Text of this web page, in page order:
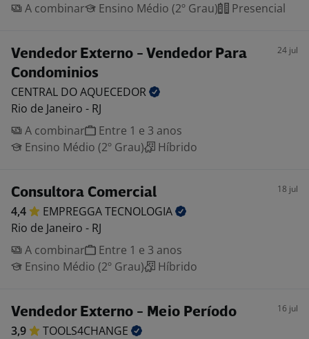
A combinar
Ensino Médio (2º Grau) Presencial
Vendedor Externo - Vendedor Para
Condominios
24 jul
CENTRAL DOAQUECEDOR
Rio de Janeiro - RJ
A combinar
Entre 1 e 3 anos
Ensino Médio (2º Grau)
Híbrido
Consultora Comercial 18 jul
4,4 EMPREGGATECNOLOGIA
Rio de Janeiro - RJ
A combinar
Entre 1 e 3 anos
Ensino Médio (2º Grau)
Híbrido
Vendedor Externo - Meio Período 16 jul
3,9
TOOLS4CHANGE